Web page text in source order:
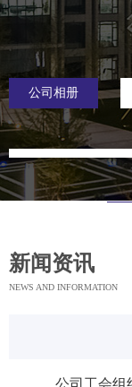
公司相册
新闻资讯
NEWS AND INFORMATION
公司工会组